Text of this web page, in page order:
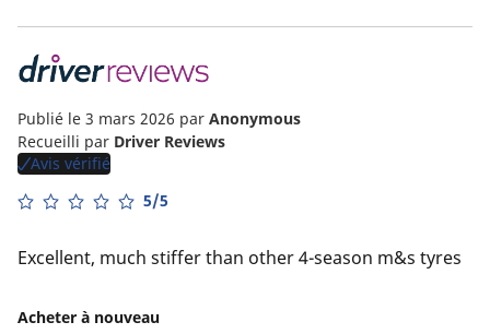
Publié le 3 mars 2026 par Anonymous
Recueilli par Driver Reviews
Avis vérifié
5/5
Excellent, much stiffer than other 4-season m&s tyres
Acheter à nouveau